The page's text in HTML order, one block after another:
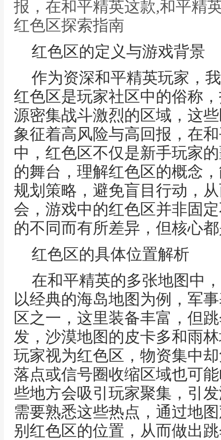
报，在和平精英这款,和平精
红色区探索指南
红色区的定义与游戏背景
作为资深和平精英玩家，
红色区是玩家社区中的俗称
源密集战斗激烈的区域，这
象征着高风险与高回报，在
中，红色区不仅是新手玩家
的舞台，理解红色区的概念
规划策略，避免盲目行动，
会，游戏中的红色区并非固
的不同而有所差异，但核心
红色区的具体位置解析
在和平精英的多张地图中
以经典的海岛地图为例，军
区之一，这里装备丰富，但
发，沙漠地图的皮卡多和雨
玩家视为红色区，物资集中
落点或信号圈收缩区域也可
些地方会吸引玩家聚集，引
需要熟悉这些热点，通过地
别红色区的位置，从而做出